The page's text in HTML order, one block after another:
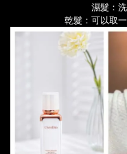
濕髮：
乾髮： 可以取